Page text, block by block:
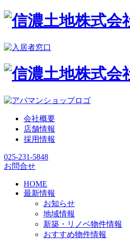
会社概要
店舗情報
採用情報
025-231-5848
お問合せ
HOME
最新情報
お知らせ
地域情報
新築・リノベ物件情報
おすすめ物件情報